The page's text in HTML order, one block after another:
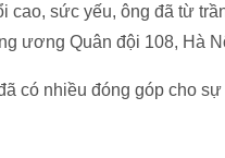
cao, sức yếu, ông đã từ
ương Quân đội 108, Hà
có nhiều đóng góp cho